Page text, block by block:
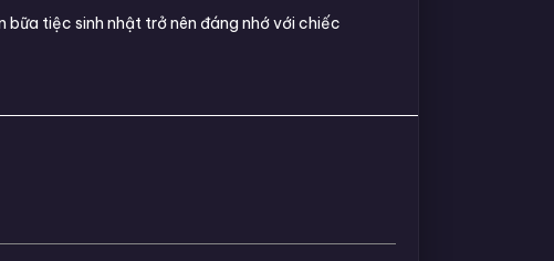
bữa tiệc sinh nhật trở nên đáng nhớ với chiếc